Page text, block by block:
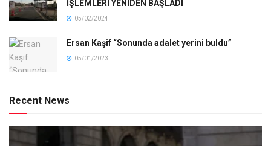
İŞLEMLERİ YENİDEN BAŞLADI
05/02/2024
Ersan Kaşif “Sonunda adalet yerini buldu”
05/01/2023
Recent News